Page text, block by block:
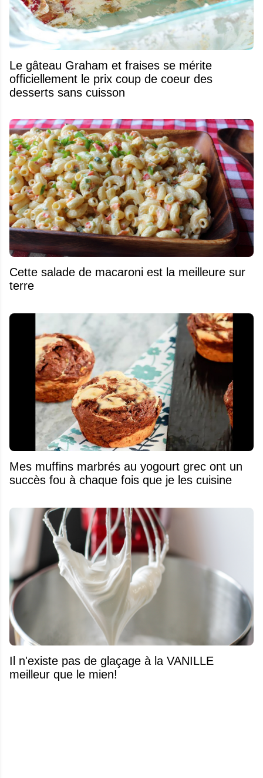
Le gâteau Graham et fraises se mérite
officiellement le prix coup de coeur des
desserts sans cuisson
Cette salade de macaroni est la meilleure sur
terre
Mes muffins marbrés au yogourt grec ont un
succès fou à chaque fois que je les cuisine
Il n'existe pas de glaçage à la VANILLE
meilleur que le mien!